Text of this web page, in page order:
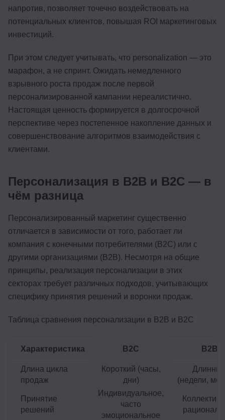
напротив, позволяет точечно воздействовать на
потенциальных клиентов, повышая ROI маркетинговых
инвестиций.
При этом следует учитывать, что personalization — это
марафон, а не спринт. Ожидать немедленного
взрывного роста продаж после первой
персонализированной кампании нереалистично.
Настоящая ценность формируется в долгосрочной
перспективе через постепенное накопление данных и
совершенствование алгоритмов взаимодействия с
клиентами.
Персонализация в B2B и B2C — в
чём разница
Персонализированный маркетинг существенно
отличается в зависимости от того, работает ли
компания с конечными потребителями (B2C) или с
другими организациями (B2B). Несмотря на общие
принципы, реализация персонализации в этих
секторах требует различных подходов, учитывающих
специфику принятия решений и воронки продаж.
Таблица сравнения персонализации в B2B и B2C
Характеристика B2C B2B
Длина цикла
продаж
Короткий (часы,
дни)
(недели,
Принятие
решений
Индивидуальное,
часто
эмоциональное